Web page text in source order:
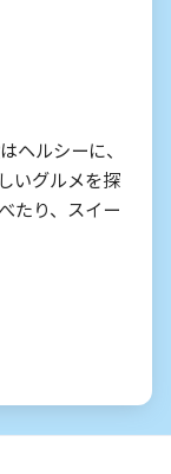
ヘルシーに、
いグルメを探
たり、スイー